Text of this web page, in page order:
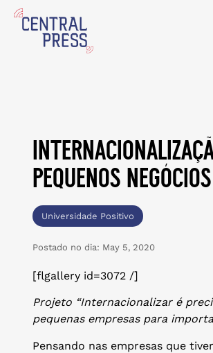
pequenos
Universidade Positivo
Postado no dia: May 5, 2020
[flgallery id=3072 /]
Projeto “Internacionalizar é
pequenas empresas para
Pensando nas empresas que